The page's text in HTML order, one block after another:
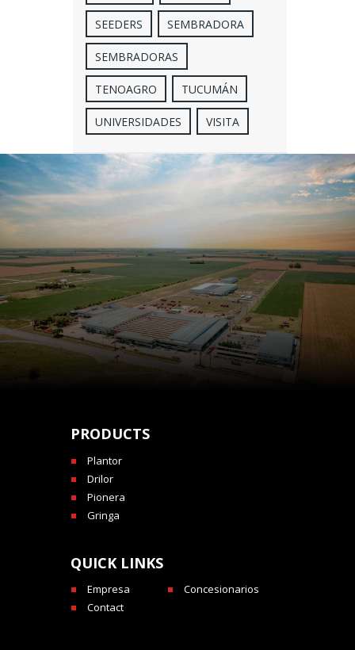
SEEDERS SEMBRADORA
SEMBRADORAS
TENOAGRO TUCUMÁN
UNIVERSIDADES VISITA
PRODUCTS
Plantor
Drilor
Pionera
Gringa
QUICK LINKS
Empresa
Concesionarios
Contact